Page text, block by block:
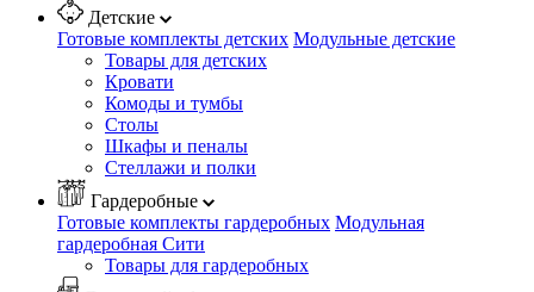
Детские
Готовые комплекты детских Модульные детские
Товары для детских
Кровати
Комоды и тумбы
Столы
Шкафы и пеналы
Стеллажи и полки
Гардеробные
Готовые комплекты гардеробных Модульная
гардеробная Сити
Товары для гардеробных